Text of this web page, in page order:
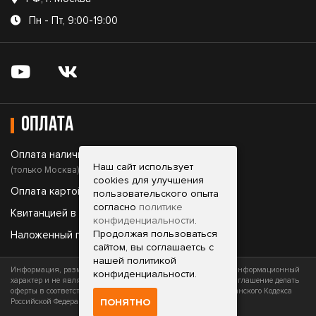
Пн - Пт, 9:00-19:00
Оплата
Оплата наличными;
(только Москва)
Оплата картой;
Квитанцией в банке;
Наложенный платеж.
Информация, размещенная на сайте, носит исключительно информационный
характер и не является офертой (публичной офертой) или приглашение делать
оферты в соответствии со статьями 435 и 437 (часть 2) Гражданского Кодекса
Российской Федерации
Наш сайт использует
cookies для улучшения
пользовательского опыта
согласно политике
конфиденциальности.
Продолжая пользоваться
сайтом, вы соглашаетсь с
нашей политикой
конфиденциальности.
ПОНЯТНО